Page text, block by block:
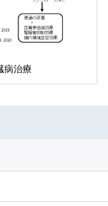
病治療